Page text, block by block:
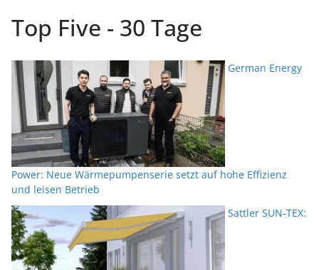
Top Five - 30 Tage
German Energy
Power: Neue Wärmepumpenserie setzt auf hohe Effizienz
und leisen Betrieb
Sattler SUN-TEX: